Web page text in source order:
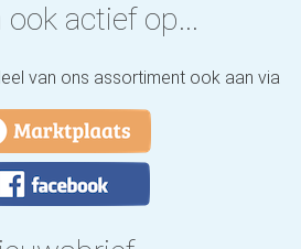
ook actief op...
van ons assortiment ook aan via